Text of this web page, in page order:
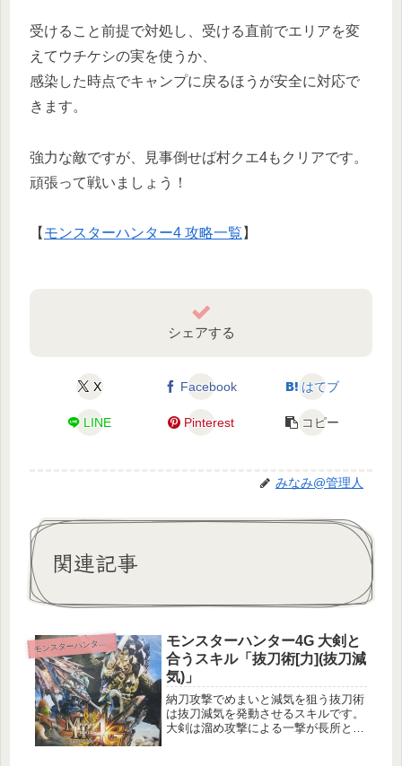
受けること前提で対処し、受ける直前でエリアを変
えてウチケシの実を使うか、
感染した時点でキャンプに戻るほうが安全に対応で
きます。
強力な敵ですが、見事倒せば村クエ4もクリアです。
頑張って戦いましょう！
【 モンスターハンター4 攻略一覧 】
シェアする
X Facebook はてブ
LINE Pinterest コピー
みなみ@管理人
関連記事
モンスターハンター4
モンスターハンター4G 大剣と
合うスキル「抜刀術[力](抜刀減
気)」
納刀攻撃でめまいと減気を狙う抜刀術
は抜刀減気を発動させるスキルです。
大剣は溜め攻撃による一撃が長所とし